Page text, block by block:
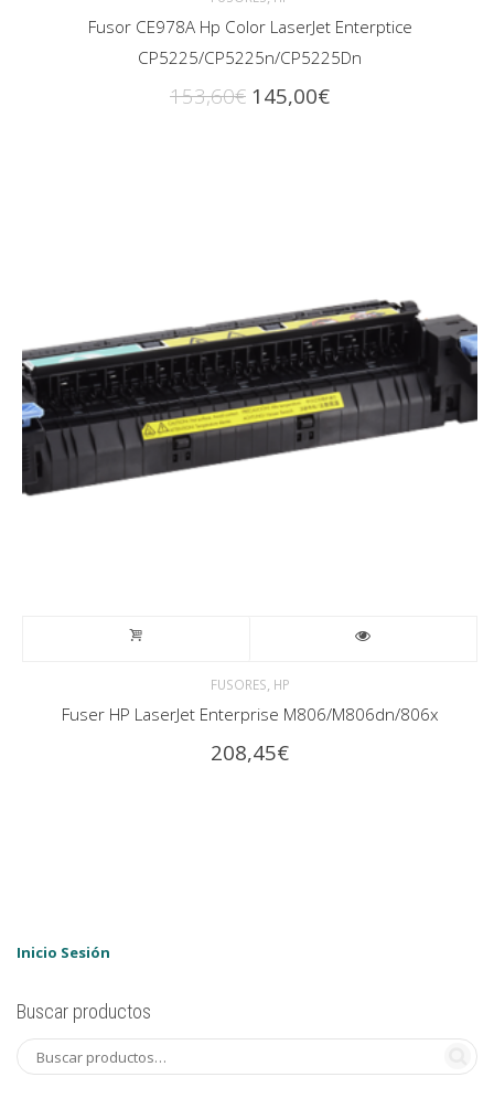
Fusor CE978A Hp Color LaserJet Enterptice
CP5225/CP5225n/CP5225Dn
153,60€ El
145,00€El
FUSORES, HP
Fuser HP LaserJet Enterprise M806/M806dn/806x
208,45€
Inicio Sesión
Buscar productos